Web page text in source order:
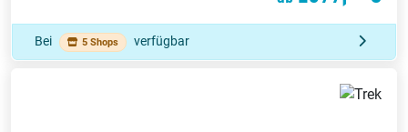
Bei 5 Shops verfügbar